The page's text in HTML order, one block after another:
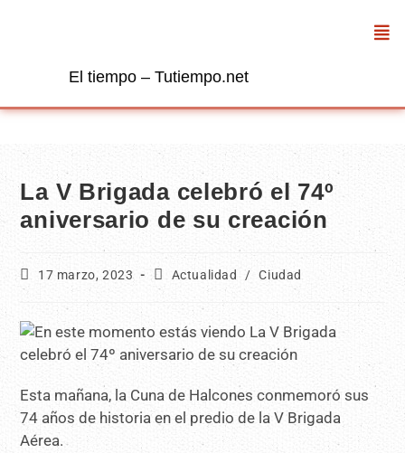
El tiempo – Tutiempo.net
La V Brigada celebró el 74º
aniversario de su creación
17 marzo, 2023 Actualidad / Ciudad
Esta mañana, la Cuna de Halcones conmemoró sus
74 años de historia en el predio de la V Brigada
Aérea.